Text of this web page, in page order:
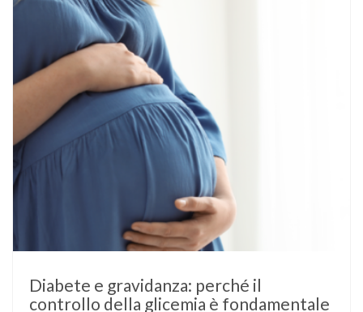
Diabete e gravidanza: perché il
controllo della glicemia è fondamentale